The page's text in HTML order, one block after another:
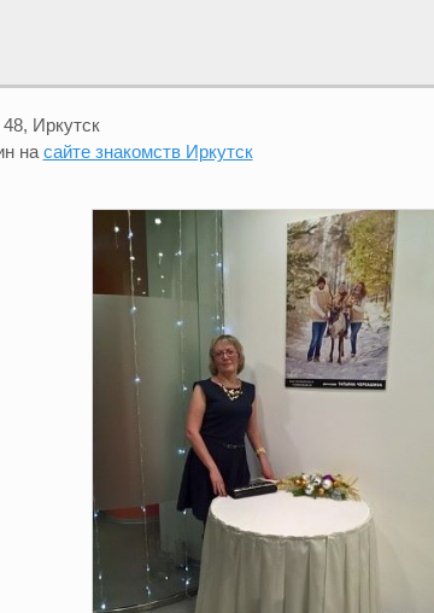
Иркутск
на сайте знакомств Иркутск